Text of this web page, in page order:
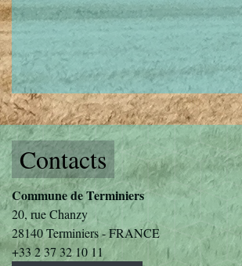
Contacts
Commune de Terminiers
20, rue Chanzy
28140 Terminiers - FRANCE
+33 2 37 32 10 11